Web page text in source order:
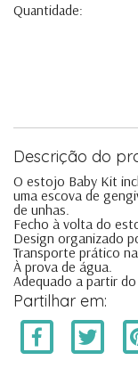
Quantidade:
Descrição do
O estojo Baby Kit
uma escova de
de unhas.
Fecho à volta do
Design organizado
Transporte prático
À prova de água.
Adequado a partir
Partilhar em: